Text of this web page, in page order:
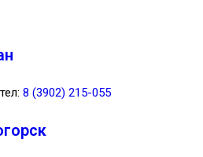
8 (3902) 215-055